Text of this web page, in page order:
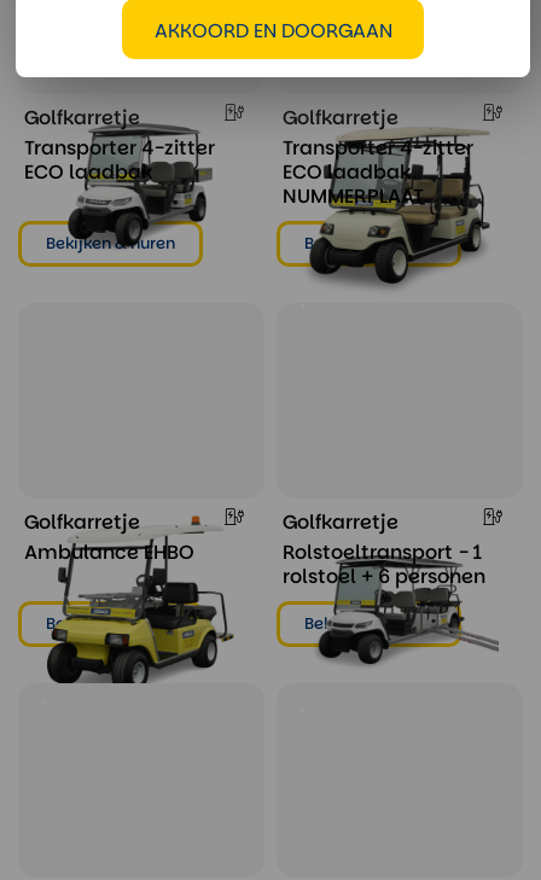
Golfkarretje
Transporter 4-zitter
ECO laadbak
Bekijken & huren
Golfkarretje
Transporter 4-zitter
ECO laadbak
NUMMERPLAAT
Bekijken & huren
Golfkarretje
Ambulance EHBO
Bekijken & huren
Golfkarretje
Rolstoeltransport - 1
rolstoel + 6 personen
Bekijken & huren
AKKOORD EN DOORGAAN